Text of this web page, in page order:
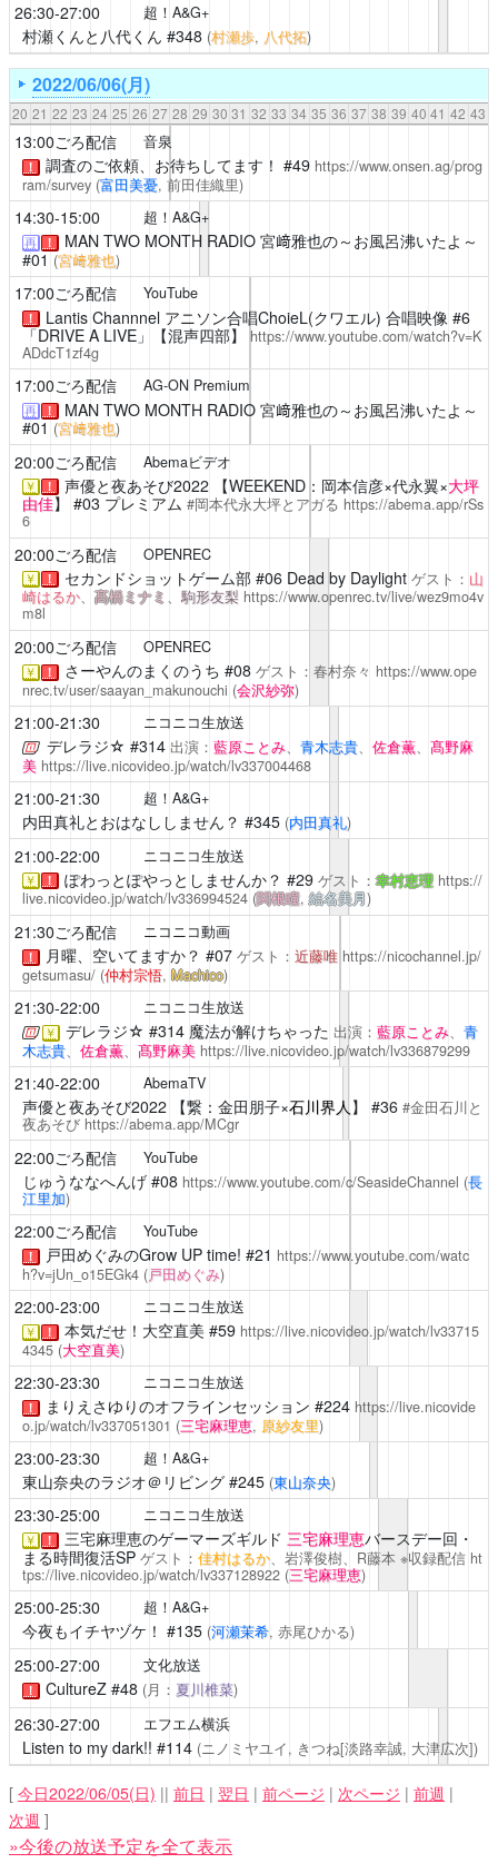
26:30-27:00 超！A&G+
村瀬くんと八代くん #348 (村瀬歩, 八代拓)
2022/06/06(月)
20 21 22 23 24 25 26 27 28 29 30 31 32 33 34 35 36 37 38 39 40 41 42 43
13:00ごろ配信 音泉
！ 調査のご依頼、お待ちしてます！ #49 https://www.onsen.ag/prog
ram/survey (富田美憂, 前田佳織里)
14:30-15:00 超！A&G+
再 ！
MAN TWO MONTH RADIO 宮﨑雅也の～お風呂沸いたよ～
#01 (宮﨑雅也)
17:00ごろ配信 YouTube
！
Lantis Channnel アニソン合唱ChoieL(クワエル) 合唱映像 #6
「DRIVE A LIVE」【混声四部】
https://www.youtube.com/watch?v=K
ADdcT1zf4g
17:00ごろ配信 AG-ON Premium
再 ！
MAN TWO MONTH RADIO 宮﨑雅也の～お風呂沸いたよ～
#01 (宮﨑雅也)
20:00ごろ配信 Abemaビデオ
￥ ！ 声優と夜あそび2022【WEEKEND：岡本信彦×代永翼×大坪
由佳】 #03 プレミアム #岡本代永大坪とアガる https://abema.app/rSs
6
20:00ごろ配信 OPENREC
￥ ！ セカンドショットゲーム部#06 Dead by Daylight ゲスト： 山
崎はるか、髙橋ミナミ 、 駒形友梨 https://www.openrec.tv/live/wez9mo4v
m8l
20:00ごろ配信 OPENREC
￥ ！ さーやんのまくのうち #08 ゲスト：春村奈々 https://www.ope
nrec.tv/user/saayan_makunouchi (会沢紗弥)
21:00-21:30 ニコニコ生放送
デレラジ☆ #314 出演： 藍原ことみ、 青木志貴、 佐倉薫、 髙野麻
美 https://live.nicovideo.jp/watch/lv337004468
21:00-21:30 超！A&G+
内田真礼とおはなししません？ #345 (内田真礼)
21:00-22:00 ニコニコ生放送
￥ ！ ぽわっとぽやっとしませんか？ #29 ゲスト：幸村恵理 https://
live.nicovideo.jp/watch/lv336994524 (関根瞳,結名美月)
21:30ごろ配信 ニコニコ動画
！ 月曜、空いてますか？ #07 ゲスト： 近藤唯 https://nicochannel.jp/
getsumasu/ (仲村宗悟, Machico)
21:30-22:00 ニコニコ生放送
￥ デレラジ☆ #314 魔法が解けちゃった 出演： 藍原ことみ、 青
木志貴、 佐倉薫、 髙野麻美 https://live.nicovideo.jp/watch/lv336879299
21:40-22:00 AbemaTV
声優と夜あそび2022【繋：金田朋子×石川界人 】 #36 #金田石川と
夜あそび https://abema.app/MCgr
22:00ごろ配信 YouTube
じゅうななへんげ#08 https://www.youtube.com/c/SeasideChannel (長
江里加)
22:00ごろ配信 YouTube
！ 戸田めぐみのGrow UP time! #21 https://www.youtube.com/watc
h?v=jUn_o15EGk4 (戸田めぐみ)
22:00-23:00 ニコニコ生放送
￥ ！ 本気だせ！大空直美 #59 https://live.nicovideo.jp/watch/lv33715
4345 (大空直美)
22:30-23:30 ニコニコ生放送
！ まりえさゆりのオフラインセッション #224 https://live.nicovide
o.jp/watch/lv337051301 (三宅麻理恵, 原紗友里)
23:00-23:30 超！A&G+
東山奈央のラジオ＠リビング#245 (東山奈央)
23:30-25:00 ニコニコ生放送
￥ ！ 三宅麻理恵のゲーマーズギルド 三宅麻理恵バースデー回・
まる時間復活SP ゲスト： 佳村はるか、岩澤俊樹、R藤本 ※収録配信 ht
tps://live.nicovideo.jp/watch/lv337128922 (三宅麻理恵)
25:00-25:30 超！A&G+
今夜もイチヤヅケ！ #135 (河瀬茉希, 赤尾ひかる)
25:00-27:00 文化放送
！ CultureZ#48 (月： 夏川椎菜)
26:30-27:00 エフエム横浜
Listen to my dark!! #114 (ニノミヤユイ, きつね[淡路幸誠, 大津広次])
[ 今日2022/06/05(日) || 前日 | 翌日 | 前ページ | 次ページ | 前週 |
次週 ]
»今後の放送予定を全て表示